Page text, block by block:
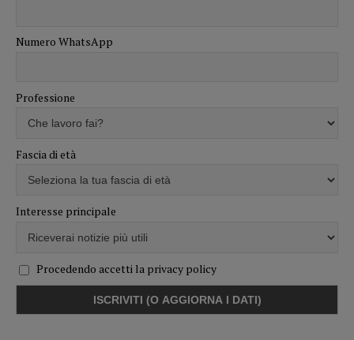
Numero WhatsApp
Professione
Fascia di età
Interesse principale
Procedendo accetti la privacy policy